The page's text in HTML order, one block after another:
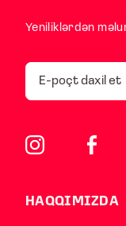
Yeniliklərdən
HAQQIMIZDA